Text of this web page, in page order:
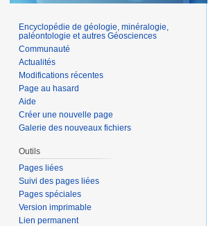
Encyclopédie de géologie, minéralogie,
paléontologie et autres Géosciences
Communauté
Actualités
Modifications récentes
Page au hasard
Aide
Créer une nouvelle page
Galerie des nouveaux fichiers
Outils
Pages liées
Suivi des pages liées
Pages spéciales
Version imprimable
Lien permanent